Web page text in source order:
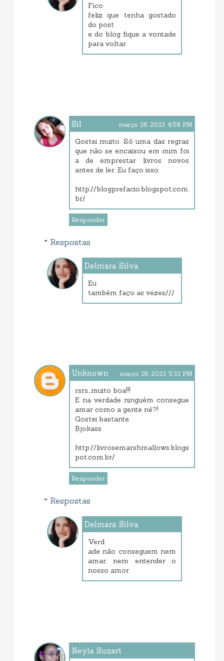
Fico
feliz que tenha gostado
do post
e do blog fique a vontade
para voltar.
Sil março 18, 2013 4:58 PM
Gostei muito. Só uma das regras
que não se encaixou em mim foi
a de emprestar livros novos
antes de ler. Eu faço isso.
http://blogprefacio.blogspot.com.
br/
Responder
Respostas
Delmara Silva
Eu
também faço as vezes///
Unknown março 18, 2013 5:31 PM
rsrs...muito boa!!!
E na verdade ninguém consegue
amar como a gente né?!
Gostei bastante.
Bjokass
http://livrosemarshmallows.blogs
pot.com.br/
Responder
Respostas
Delmara Silva
Verd
ade não conseguem nem
amar, nem entender o
nosso amor.
Neyla Suzart